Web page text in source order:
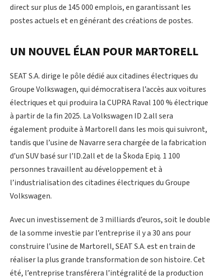
direct sur plus de 145 000 emplois, en garantissant les
postes actuels et en générant des créations de postes.
UN NOUVEL ÉLAN POUR MARTORELL
SEAT S.A. dirige le pôle dédié aux citadines électriques du
Groupe Volkswagen, qui démocratisera l’accès aux voitures
électriques et qui produira la CUPRA Raval 100 % électrique
à partir de la fin 2025. La Volkswagen ID 2.all sera
également produite à Martorell dans les mois qui suivront,
tandis que l’usine de Navarre sera chargée de la fabrication
d’un SUV basé sur l’ID.2all et de la Škoda Epiq. 1 100
personnes travaillent au développement et à
l’industrialisation des citadines électriques du Groupe
Volkswagen.
Avec un investissement de 3 milliards d’euros, soit le double
de la somme investie par l’entreprise il y a 30 ans pour
construire l’usine de Martorell, SEAT S.A. est en train de
réaliser la plus grande transformation de son histoire. Cet
été, l’entreprise transférera l’intégralité de la production